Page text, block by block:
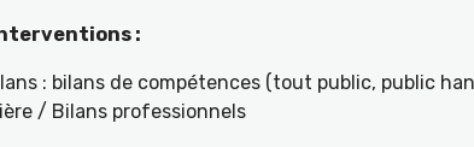
:
: bilans de compétences (tout public, public
/ Bilans professionnels